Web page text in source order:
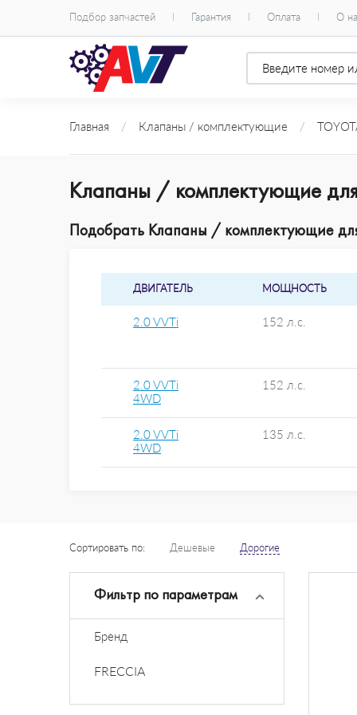
Подбор запчастей Гарантия Оплата О
Главная / Клапаны / комплектующие /
Клапаны / комплектующие
Подобрать Клапаны / комплектующие
ДВИГАТЕЛЬ МОЩНОСТЬ
2.0 VVTi 152 л.с.
2.0 VVTi
4WD
152 л.с.
2.0 VVTi
4WD
135 л.с.
Сортировать по: Дешевые Дорогие
Фильтр по параметрам
Бренд
FRECCIA